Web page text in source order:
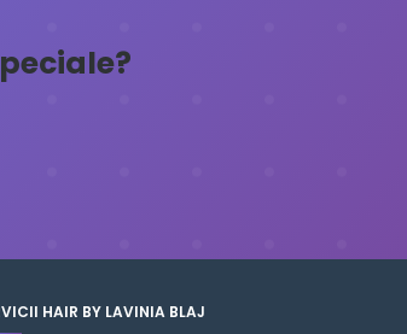
HAIR BY LAVINIA BLAJ